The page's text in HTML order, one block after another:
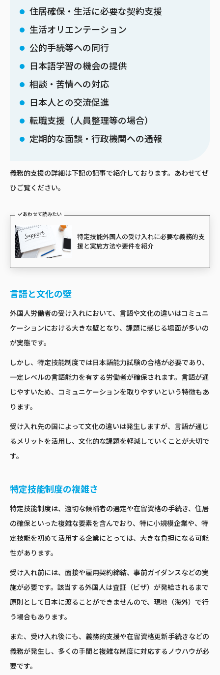
住居確保・生活に必要な契約支援
生活オリエンテーション
公的手続等への同行
日本語学習の機会の提供
相談・苦情への対応
日本人との交流促進
転職支援（人員整理等の場合）
定期的な面談・行政機関への通報
義務的支援の詳細は下記の記事で紹介しております。あわせてぜ
ひご覧ください。
あわせて読みたい
特定技能外国人の受け入れに必要な義務的支
援と実施方法や要件を紹介
言語と文化の壁
外国人労働者の受け入れにおいて、言語や文化の違いはコミュニ
ケーションにおける大きな壁となり、課題に感じる場面が多いの
が実態です。
しかし、特定技能制度では日本語能力試験の合格が必要であり、
一定レベルの言語能力を有する労働者が確保されます。言語が通
じやすいため、コミュニケーションを取りやすいという特徴もあ
ります。
受け入れ先の国によって文化の違いは発生しますが、言語が通じ
るメリットを活用し、文化的な課題を軽減していくことが大切で
す。
特定技能制度の複雑さ
特定技能制度は、適切な候補者の選定や在留資格の手続き、住居
の確保といった複雑な要素を含んでおり、特に小規模企業や、特
定技能を初めて活用する企業にとっては、大きな負担になる可能
性があります。
受け入れ前には、面接や雇用契約締結、事前ガイダンスなどの実
施が必要です。該当する外国人は査証（ビザ）が発給されるまで
原則として日本に渡ることができませんので、現地（海外）で行
う場合もあります。
また、受け入れ後にも、義務的支援や在留資格更新手続きなどの
義務が発生し、多くの手間と複雑な制度に対応するノウハウが必
要です。